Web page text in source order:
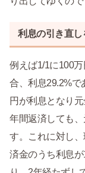
利息の引き直し
例えば1/1に100
合、利息29.2%で
円が利息となり
年間返済しても
す。これに対し
済金のうち利息